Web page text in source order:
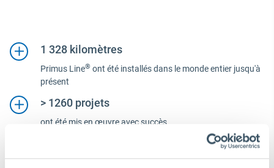
1 328 kilomètres
Primus Line® ont été installés dans le monde entier jusqu'à
présent
> 1260 projets
ont été mis en œuvre avec succès